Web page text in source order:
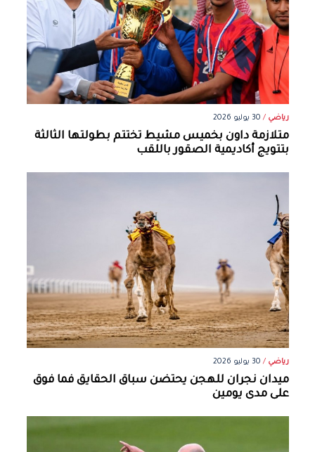
رياضي / 30 يوليو 2026
متلازمة داون بخميس مشيط تختتم بطولتها الثالثة
بتتويج أكاديمية الصقور باللقب
رياضي / 30 يوليو 2026
ميدان نجران للهجن يحتضن سباق الحقايق فما فوق
على مدى يومين